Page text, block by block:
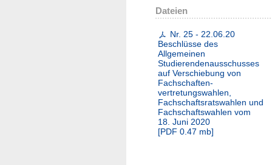
Dateien
Nr. 25 - 22.06.20
Beschlüsse des
Allgemeinen
Studierendenausschusses
auf Verschiebung von
Fachschaften-
vertretungswahlen,
Fachschaftsratswahlen und
Fachschaftswahlen vom
18. Juni 2020
[PDF 0.47 mb]